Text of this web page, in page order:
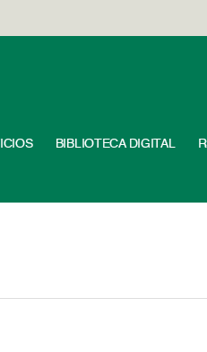
BIBLIOTECA DIGITAL